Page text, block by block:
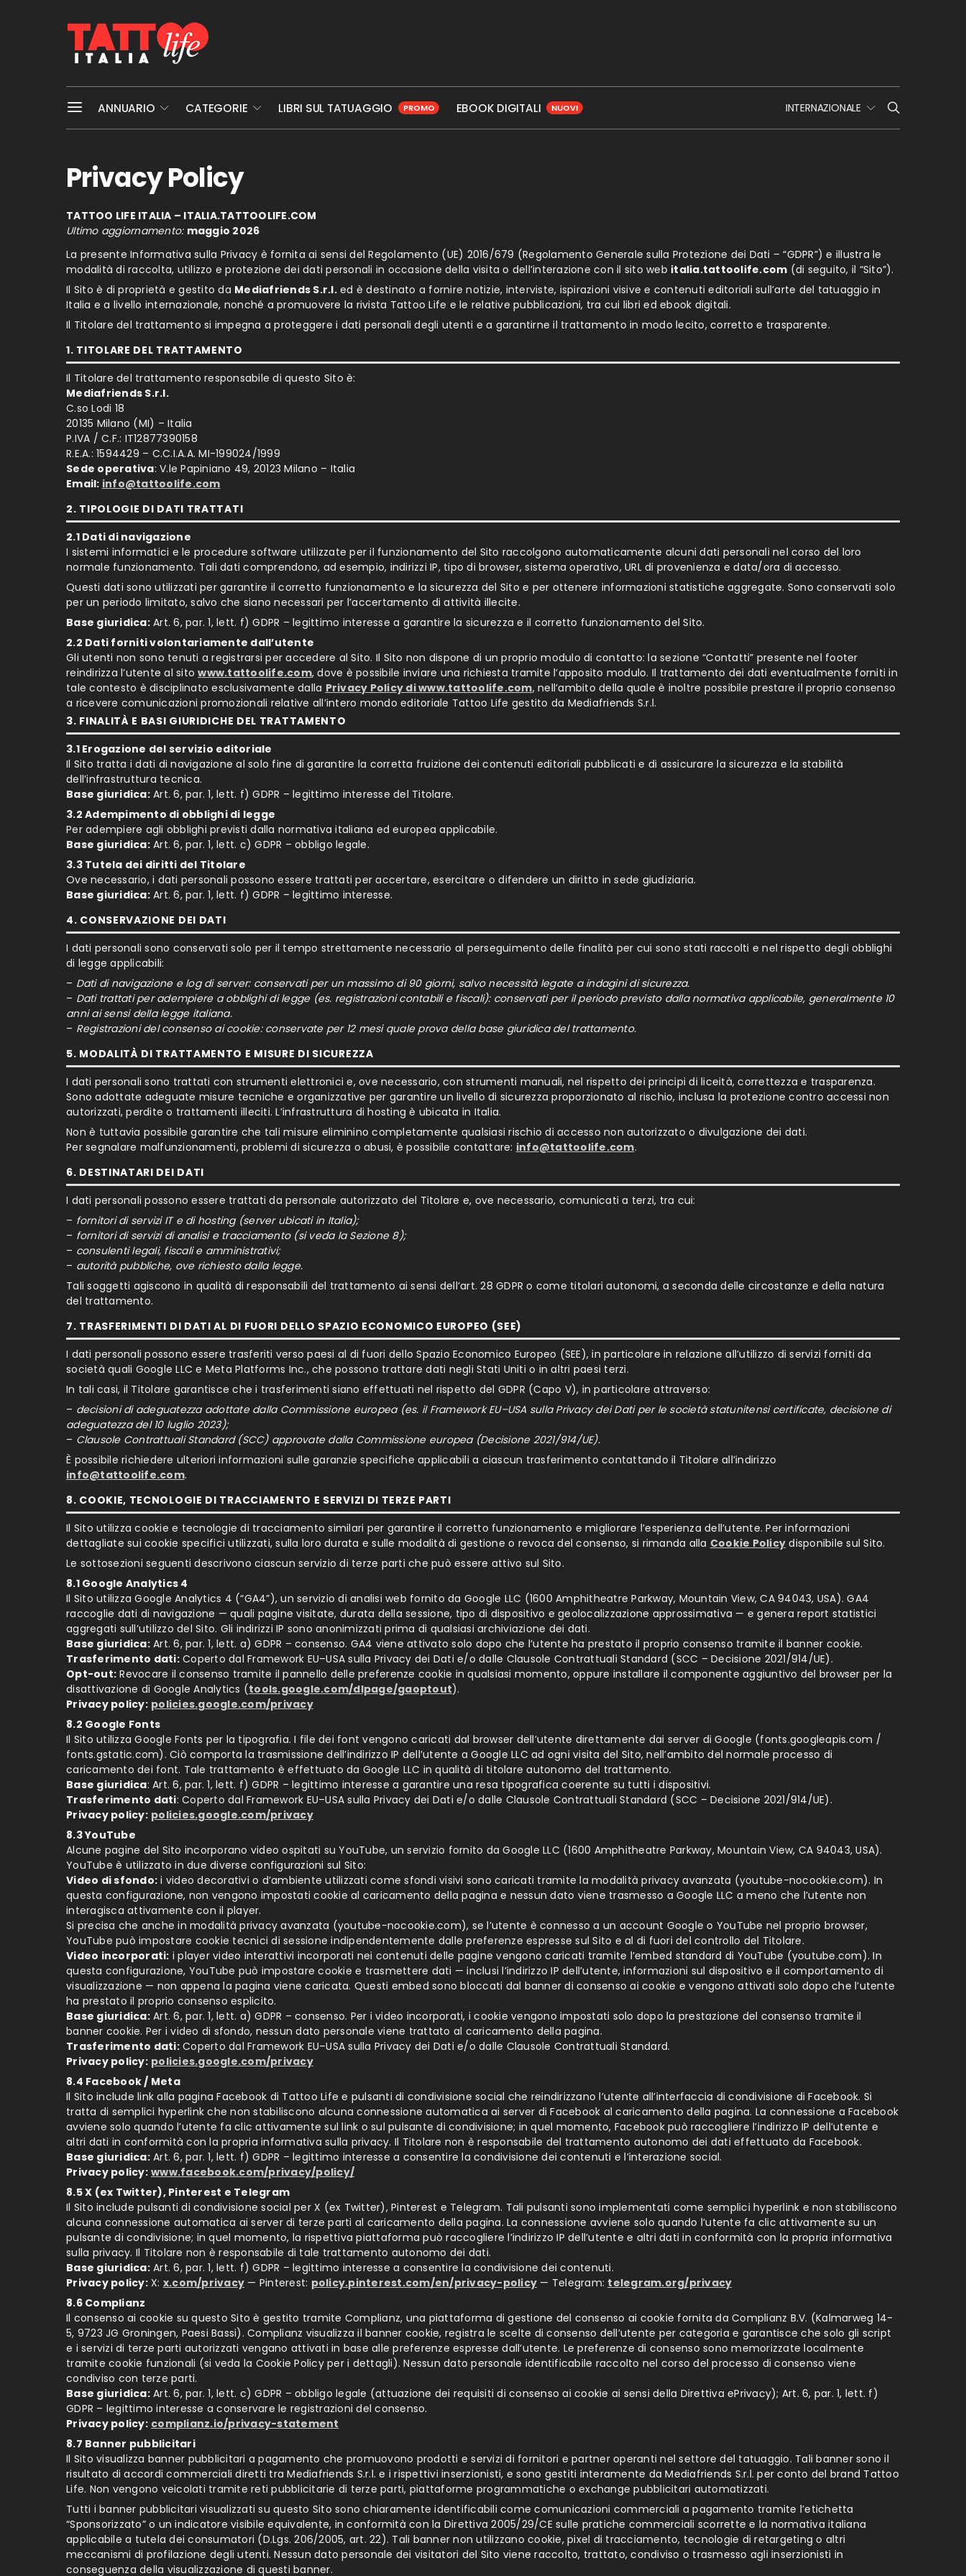
ANNUARIO CATEGORIE LIBRI SUL TATUAGGIO PROMO EBOOK DIGITALI NUOVI INTERNAZIONALE
Privacy Policy
TATTOO LIFE ITALIA – ITALIA.TATTOOLIFE.COM
Ultimo aggiornamento: maggio 2026
La presente Informativa sulla Privacy è fornita ai sensi del Regolamento (UE) 2016/679 (Regolamento Generale sulla Protezione dei Dati – “GDPR”) e illustra le
modalità di raccolta, utilizzo e protezione dei dati personali in occasione della visita o dell’interazione con il sito web italia.tattoolife.com (di seguito, il “Sito”).
Il Sito è di proprietà e gestito da Mediafriends S.r.l.ed è destinato a fornire notizie, interviste, ispirazioni visive e contenuti editoriali sull’arte del tatuaggio in
Italia e a livello internazionale, nonché a promuovere la rivista Tattoo Life e le relative pubblicazioni, tra cui libri ed ebook digitali.
Il Titolare del trattamento si impegna a proteggere i dati personali degli utenti e a garantirne il trattamento in modo lecito, corretto e trasparente.
1. TITOLARE DEL TRATTAMENTO
Il Titolare del trattamento responsabile di questo Sito è:
Mediafriends S.r.l.
C.so Lodi 18
20135 Milano (MI) – Italia
P.IVA / C.F.: IT12877390158
R.E.A.: 1594429 – C.C.I.A.A. MI-199024/1999
Sede operativa: V.le Papiniano 49, 20123 Milano – Italia
Email: info@tattoolife.com
2. TIPOLOGIE DI DATI TRATTATI
2.1 Dati di navigazione
I sistemi informatici e le procedure software utilizzate per il funzionamento del Sito raccolgono automaticamente alcuni dati personali nel corso del loro
normale funzionamento. Tali dati comprendono, ad esempio, indirizzi IP, tipo di browser, sistema operativo, URL di provenienza e data/ora di accesso.
Questi dati sono utilizzati per garantire il corretto funzionamento e la sicurezza del Sito e per ottenere informazioni statistiche aggregate. Sono conservati solo
per un periodo limitato, salvo che siano necessari per l’accertamento di attività illecite.
Base giuridica:Art. 6, par. 1, lett. f) GDPR – legittimo interesse a garantire la sicurezza e il corretto funzionamento del Sito.
2.2 Dati forniti volontariamente dall’utente
Gli utenti non sono tenuti a registrarsi per accedere al Sito. Il Sito non dispone di un proprio modulo di contatto: la sezione “Contatti” presente nel footer
reindirizza l’utente al sitowww.tattoolife.com, dove è possibile inviare una richiesta tramite l’apposito modulo. Il trattamento dei dati eventualmente forniti in
tale contesto è disciplinato esclusivamente dalla Privacy Policy di www.tattoolife.com, nell’ambito della quale è inoltre possibile prestare il proprio consenso
a ricevere comunicazioni promozionali relative all’intero mondo editoriale Tattoo Life gestito da Mediafriends S.r.l.
3. FINALITÀ E BASI GIURIDICHE DEL TRATTAMENTO
3.1 Erogazione del servizio editoriale
Il Sito tratta i dati di navigazione al solo fine di garantire la corretta fruizione dei contenuti editoriali pubblicati e di assicurare la sicurezza e la stabilità
dell’infrastruttura tecnica.
Base giuridica:Art. 6, par. 1, lett. f) GDPR – legittimo interesse del Titolare.
3.2 Adempimento di obblighi di legge
Per adempiere agli obblighi previsti dalla normativa italiana ed europea applicabile.
Base giuridica:Art. 6, par. 1, lett. c) GDPR – obbligo legale.
3.3 Tutela dei diritti del Titolare
Ove necessario, i dati personali possono essere trattati per accertare, esercitare o difendere un diritto in sede giudiziaria.
Base giuridica:Art. 6, par. 1, lett. f) GDPR – legittimo interesse.
4. CONSERVAZIONE DEI DATI
I dati personali sono conservati solo per il tempo strettamente necessario al perseguimento delle finalità per cui sono stati raccolti e nel rispetto degli obblighi
di legge applicabili:
– Dati di navigazione e log di server: conservati per un massimo di 90 giorni, salvo necessità legate a indagini di sicurezza.
– Dati trattati per adempiere a obblighi di legge (es. registrazioni contabili e fiscali): conservati per il periodo previsto dalla normativa applicabile, generalmente 10
anni ai sensi della legge italiana.
– Registrazioni del consenso ai cookie: conservate per 12 mesi quale prova della base giuridica del trattamento.
5. MODALITÀ DI TRATTAMENTO E MISURE DI SICUREZZA
I dati personali sono trattati con strumenti elettronici e, ove necessario, con strumenti manuali, nel rispetto dei principi di liceità, correttezza e trasparenza.
Sono adottate adeguate misure tecniche e organizzative per garantire un livello di sicurezza proporzionato al rischio, inclusa la protezione contro accessi non
autorizzati, perdite o trattamenti illeciti. L’infrastruttura di hosting è ubicata in Italia.
Non è tuttavia possibile garantire che tali misure eliminino completamente qualsiasi rischio di accesso non autorizzato o divulgazione dei dati.
Per segnalare malfunzionamenti, problemi di sicurezza o abusi, è possibile contattare: info@tattoolife.com.
6. DESTINATARI DEI DATI
I dati personali possono essere trattati da personale autorizzato del Titolare e, ove necessario, comunicati a terzi, tra cui:
– fornitori di servizi IT e di hosting (server ubicati in Italia);
– fornitori di servizi di analisi e tracciamento (si veda la Sezione 8);
– consulenti legali, fiscali e amministrativi;
– autorità pubbliche, ove richiesto dalla legge.
Tali soggetti agiscono in qualità di responsabili del trattamento ai sensi dell’art. 28 GDPR o come titolari autonomi, a seconda delle circostanze e della natura
del trattamento.
7. TRASFERIMENTI DI DATI AL DI FUORI DELLO SPAZIO ECONOMICO EUROPEO (SEE)
I dati personali possono essere trasferiti verso paesi al di fuori dello Spazio Economico Europeo (SEE), in particolare in relazione all’utilizzo di servizi forniti da
società quali Google LLC e Meta Platforms Inc., che possono trattare dati negli Stati Uniti o in altri paesi terzi.
In tali casi, il Titolare garantisce che i trasferimenti siano effettuati nel rispetto del GDPR (Capo V), in particolare attraverso:
– decisioni di adeguatezza adottate dalla Commissione europea (es. il Framework EU–USA sulla Privacy dei Dati per le società statunitensi certificate, decisione di
adeguatezza del 10 luglio 2023);
– Clausole Contrattuali Standard (SCC) approvate dalla Commissione europea (Decisione 2021/914/UE).
È possibile richiedere ulteriori informazioni sulle garanzie specifiche applicabili a ciascun trasferimento contattando il Titolare all’indirizzo
info@tattoolife.com.
8. COOKIE, TECNOLOGIE DI TRACCIAMENTO E SERVIZI DI TERZE PARTI
Il Sito utilizza cookie e tecnologie di tracciamento similari per garantire il corretto funzionamento e migliorare l’esperienza dell’utente. Per informazioni
dettagliate sui cookie specifici utilizzati, sulla loro durata e sulle modalità di gestione o revoca del consenso, si rimanda alla Cookie Policy disponibile sul Sito.
Le sottosezioni seguenti descrivono ciascun servizio di terze parti che può essere attivo sul Sito.
8.1 Google Analytics 4
Il Sito utilizza Google Analytics 4 (“GA4”), un servizio di analisi web fornito da Google LLC (1600 Amphitheatre Parkway, Mountain View, CA 94043, USA). GA4
raccoglie dati di navigazione — quali pagine visitate, durata della sessione, tipo di dispositivo e geolocalizzazione approssimativa — e genera report statistici
aggregati sull’utilizzo del Sito. Gli indirizzi IP sono anonimizzati prima di qualsiasi archiviazione dei dati.
Base giuridica:Art. 6, par. 1, lett. a) GDPR – consenso. GA4 viene attivato solo dopo che l’utente ha prestato il proprio consenso tramite il banner cookie.
Trasferimento dati:Coperto dal Framework EU–USA sulla Privacy dei Dati e/o dalle Clausole Contrattuali Standard (SCC – Decisione 2021/914/UE).
Opt-out: Revocare il consenso tramite il pannello delle preferenze cookie in qualsiasi momento, oppure installare il componente aggiuntivo del browser per la
disattivazione di Google Analytics (tools.google.com/dlpage/gaoptout).
Privacy policy: policies.google.com/privacy
8.2 Google Fonts
Il Sito utilizza Google Fonts per la tipografia. I file dei font vengono caricati dal browser dell’utente direttamente dai server di Google (fonts.googleapis.com /
fonts.gstatic.com). Ciò comporta la trasmissione dell’indirizzo IP dell’utente a Google LLC ad ogni visita del Sito, nell’ambito del normale processo di
caricamento dei font. Tale trattamento è effettuato da Google LLC in qualità di titolare autonomo del trattamento.
Base giuridica: Art. 6, par. 1, lett. f) GDPR – legittimo interesse a garantire una resa tipografica coerente su tutti i dispositivi.
Trasferimento dati: Coperto dal Framework EU–USA sulla Privacy dei Dati e/o dalle Clausole Contrattuali Standard (SCC – Decisione 2021/914/UE).
Privacy policy: policies.google.com/privacy
8.3 YouTube
Alcune pagine del Sito incorporano video ospitati su YouTube, un servizio fornito da Google LLC (1600 Amphitheatre Parkway, Mountain View, CA 94043, USA).
YouTube è utilizzato in due diverse configurazioni sul Sito:
Video di sfondo: i video decorativi o d’ambiente utilizzati come sfondi visivi sono caricati tramite la modalità privacy avanzata (youtube-nocookie.com). In
questa configurazione, non vengono impostati cookie al caricamento della pagina e nessun dato viene trasmesso a Google LLC a meno che l’utente non
interagisca attivamente con il player.
Si precisa che anche in modalità privacy avanzata (youtube-nocookie.com), se l’utente è connesso a un account Google o YouTube nel proprio browser,
YouTube può impostare cookie tecnici di sessione indipendentemente dalle preferenze espresse sul Sito e al di fuori del controllo del Titolare.
Video incorporati: i player video interattivi incorporati nei contenuti delle pagine vengono caricati tramite l’embed standard di YouTube (youtube.com). In
questa configurazione, YouTube può impostare cookie e trasmettere dati — inclusi l’indirizzo IP dell’utente, informazioni sul dispositivo e il comportamento di
visualizzazione — non appena la pagina viene caricata. Questi embed sono bloccati dal banner di consenso ai cookie e vengono attivati solo dopo che l’utente
ha prestato il proprio consenso esplicito.
Base giuridica:Art. 6, par. 1, lett. a) GDPR – consenso. Per i video incorporati, i cookie vengono impostati solo dopo la prestazione del consenso tramite il
banner cookie. Per i video di sfondo, nessun dato personale viene trattato al caricamento della pagina.
Trasferimento dati:Coperto dal Framework EU–USA sulla Privacy dei Dati e/o dalle Clausole Contrattuali Standard.
Privacy policy: policies.google.com/privacy
8.4 Facebook / Meta
Il Sito include link alla pagina Facebook di Tattoo Life e pulsanti di condivisione social che reindirizzano l’utente all’interfaccia di condivisione di Facebook. Si
tratta di semplici hyperlink che non stabiliscono alcuna connessione automatica ai server di Facebook al caricamento della pagina. La connessione a Facebook
avviene solo quando l’utente fa clic attivamente sul link o sul pulsante di condivisione; in quel momento, Facebook può raccogliere l’indirizzo IP dell’utente e
altri dati in conformità con la propria informativa sulla privacy. Il Titolare non è responsabile del trattamento autonomo dei dati effettuato da Facebook.
Base giuridica:Art. 6, par. 1, lett. f) GDPR – legittimo interesse a consentire la condivisione dei contenuti e l’interazione social.
Privacy policy: www.facebook.com/privacy/policy/
8.5 X (ex Twitter), Pinterest e Telegram
Il Sito include pulsanti di condivisione social per X (ex Twitter), Pinterest e Telegram. Tali pulsanti sono implementati come semplici hyperlink e non stabiliscono
alcuna connessione automatica ai server di terze parti al caricamento della pagina. La connessione avviene solo quando l’utente fa clic attivamente su un
pulsante di condivisione; in quel momento, la rispettiva piattaforma può raccogliere l’indirizzo IP dell’utente e altri dati in conformità con la propria informativa
sulla privacy. Il Titolare non è responsabile di tale trattamento autonomo dei dati.
Base giuridica:Art. 6, par. 1, lett. f) GDPR – legittimo interesse a consentire la condivisione dei contenuti.
Privacy policy:X: x.com/privacy — Pinterest: policy.pinterest.com/en/privacy-policy — Telegram: telegram.org/privacy
8.6 Complianz
Il consenso ai cookie su questo Sito è gestito tramite Complianz, una piattaforma di gestione del consenso ai cookie fornita da Complianz B.V. (Kalmarweg 14-
5, 9723 JG Groningen, Paesi Bassi). Complianz visualizza il banner cookie, registra le scelte di consenso dell’utente per categoria e garantisce che solo gli script
e i servizi di terze parti autorizzati vengano attivati in base alle preferenze espresse dall’utente. Le preferenze di consenso sono memorizzate localmente
tramite cookie funzionali (si veda la Cookie Policy per i dettagli). Nessun dato personale identificabile raccolto nel corso del processo di consenso viene
condiviso con terze parti.
Base giuridica:Art. 6, par. 1, lett. c) GDPR – obbligo legale (attuazione dei requisiti di consenso ai cookie ai sensi della Direttiva ePrivacy); Art. 6, par. 1, lett. f)
GDPR – legittimo interesse a conservare le registrazioni del consenso.
Privacy policy: complianz.io/privacy-statement
8.7 Banner pubblicitari
Il Sito visualizza banner pubblicitari a pagamento che promuovono prodotti e servizi di fornitori e partner operanti nel settore del tatuaggio. Tali banner sono il
risultato di accordi commerciali diretti tra Mediafriends S.r.l. e i rispettivi inserzionisti, e sono gestiti interamente da Mediafriends S.r.l. per conto del brand Tattoo
Life. Non vengono veicolati tramite reti pubblicitarie di terze parti, piattaforme programmatiche o exchange pubblicitari automatizzati.
Tutti i banner pubblicitari visualizzati su questo Sito sono chiaramente identificabili come comunicazioni commerciali a pagamento tramite l’etichetta
“Sponsorizzato” o un indicatore visibile equivalente, in conformità con la Direttiva 2005/29/CE sulle pratiche commerciali scorrette e la normativa italiana
applicabile a tutela dei consumatori (D.Lgs. 206/2005, art. 22). Tali banner non utilizzano cookie, pixel di tracciamento, tecnologie di retargeting o altri
meccanismi di profilazione degli utenti. Nessun dato personale dei visitatori del Sito viene raccolto, trattato, condiviso o trasmesso agli inserzionisti in
conseguenza della visualizzazione di questi banner.